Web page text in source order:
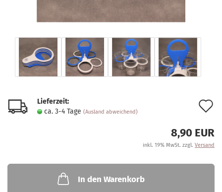
Lieferzeit:
ca. 3-4 Tage (Ausland abweichend)
8,90 EUR
inkl. 19% MwSt. zzgl. Versand
In den Warenkorb